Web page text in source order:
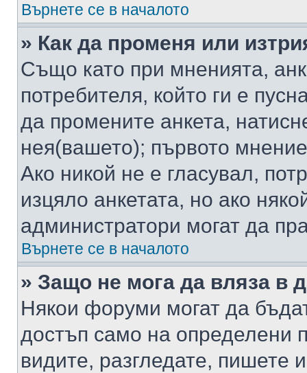
Върнете се в началото
» Как да променя или
Също като при мненията,
потребителя, който ги е
да промените анкета,
нея(вашето); първото
Ако никой не е гласувал,
изцяло анкетата, но ако
администратори могат да
Върнете се в началото
» Защо не мога да вляза в
Някои форуми могат да
достъп само на определени
видите, разгледате, пишете